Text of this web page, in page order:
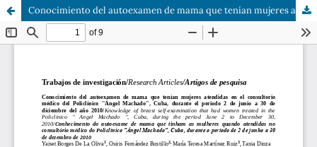
Conocimiento del autoexamen de mama que tenían mujeres atendidas en el consultorio médico del Policlínico ''Ángel Machado'', Cuba, durante el periodo 2 de junio a 30 de diciembre del año 2010